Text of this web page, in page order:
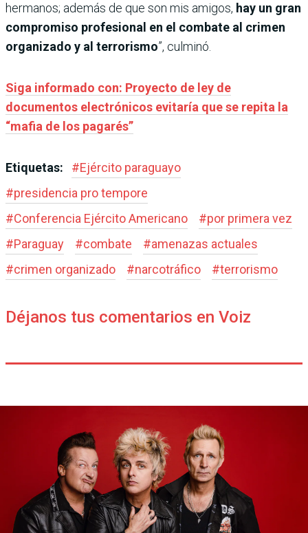
hermanos; además de que son mis amigos, hay un gran
compromiso profesional en el combate al crimen
organizado y al terrorismo”, culminó.
Siga informado con: Proyecto de ley de
documentos electrónicos evitaría que se repita la
“mafia de los pagarés”
Etiquetas: #Ejército paraguayo
#presidencia pro tempore
#Conferencia Ejército Americano #por primera vez
#Paraguay #combate #amenazas actuales
#crimen organizado #narcotráfico #terrorismo
Déjanos tus comentarios en Voiz